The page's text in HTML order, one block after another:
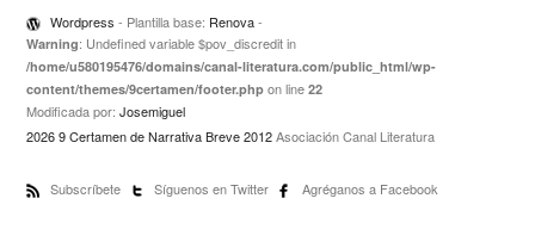
Wordpress- Plantilla base: Renova-
Warning: Undefined variable $pov_discredit in
/home/u580195476/domains/canal-literatura.com/public_html/wp-
content/themes/9certamen/footer.php on line22
Modificada por:Josemiguel
2026 9 Certamen de Narrativa Breve 2012Asociación Canal Literatura
Subscríbete Síguenos en Twitter Agréganos a Facebook